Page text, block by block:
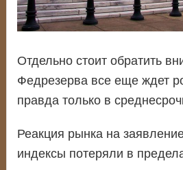
Отдельно стоит обратить
Федрезерва все еще ждет
правда только в
Реакция рынка на
индексы потеряли в